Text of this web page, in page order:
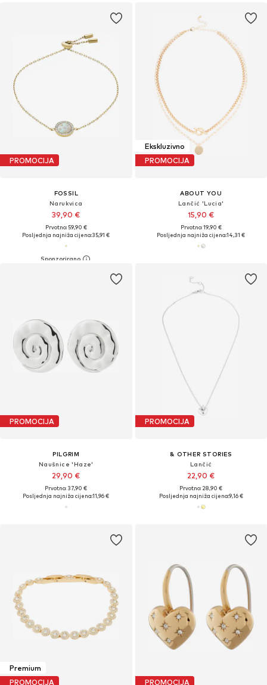
PROMOCIJA
FOSSIL
Narukvica
39,90 €
Prvotno: 59,90 €
Posljednja najniža cijena:35,91 €
Ekskluzivno
PROMOCIJA
ABOUT YOU
Lančić 'Lucia'
15,90 €
Prvotno: 19,90 €
Posljednja najniža cijena:14,31 €
PROMOCIJA
PILGRIM
Naušnice 'Haze'
29,90 €
Prvotno: 37,90 €
Posljednja najniža cijena:11,96 €
PROMOCIJA
& OTHER STORIES
Lančić
22,90 €
Prvotno: 28,90 €
Posljednja najniža cijena:9,16 €
Premium
PROMOCIJA
PROMOCIJA